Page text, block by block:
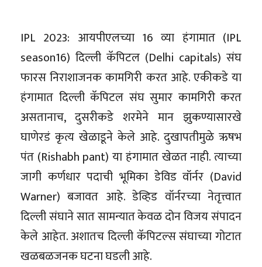
IPL 2023: आयपीएलच्या 16 व्या हंगामात (IPL
season16) दिल्ली कॅपिटल (Delhi capitals) संघ
फारस निराशाजनक कामगिरी करत आहे. एकीकडे या
हंगामात दिल्ली कॅपिटल संघ सुमार कामगिरी करत
असतानाच, दुसरीकडे शरमेने मान झुकण्यासारखे
घाणेरडं कृत्य खेळाडूने केले आहे. दुखापतीमुळे ऋषभ
पंत (Rishabh pant) या हंगामात खेळत नाही. त्याच्या
जागी कर्णधार पदाची भूमिका डेविड वॉर्नर (David
Warner) बजावत आहे. डेव्हिड वॉर्नरच्या नेतृत्त्वात
दिल्ली संघाने सात सामन्यात केवळ दोन विजय संपादन
केले आहेत. अशातच दिल्ली कॅपिटल्स संघाच्या गोटात
खळबळजनक घटना घडली आहे.